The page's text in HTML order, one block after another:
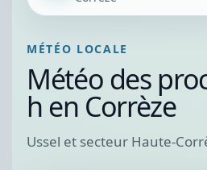
MÉTÉO LOCALE
Météo des
h en Corrèze
Ussel et secteur Haute-